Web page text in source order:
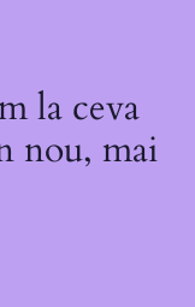
la ceva
nou, mai